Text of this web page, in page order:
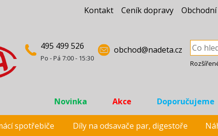
Kontakt Ceník dopravy
495 499 526
Po - Pá 7:00 - 15:30
obchod@nadeta.cz
Novinka Akce Doporučujeme
spotřebiče Díly na odsavače par, digestoře